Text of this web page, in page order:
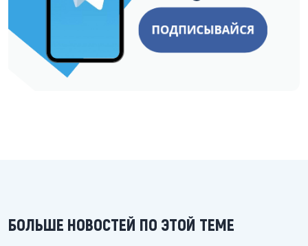
БОЛЬШЕ НОВОСТЕЙ ПО ЭТОЙ ТЕМЕ